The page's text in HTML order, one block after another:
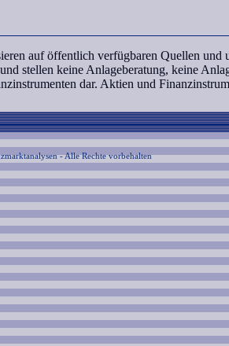
auf öffentlich verfügbaren Quellen und
stellen keine Anlageberatung, keine
dar. Aktien und
- Alle Rechte vorbehalten